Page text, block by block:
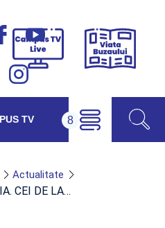
Campus
Viața
TV
Actualitate
CEI DE LA…